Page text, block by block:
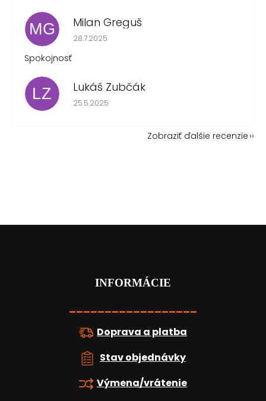
MG Milan Greguš
Hodnotenie obchodu je 5 z 5 hviezdičiek.
28.7.2025
Spokojnosť
LZ Lukáš Zubčák
Hodnotenie obchodu je 5 z 5 hviezdičiek.
25.5.2025
Zobraziť ďalšie recenzie
INFORMÁCIE
__________________
Doprava a platba
Stav objednávky
Výmena/vrátenie